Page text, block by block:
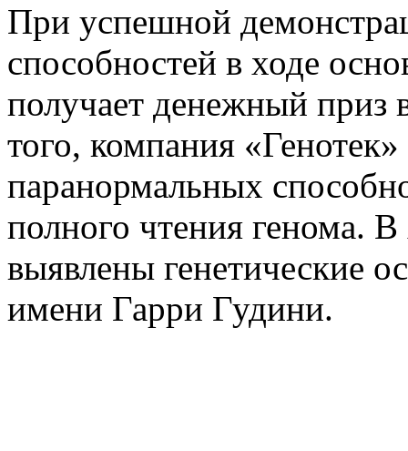
При успешной
способностей в ходе
получает денежный приз
того, компания
паранормальных
полного чтения генома. В
выявлены генетические
имени Гарри Гудини.